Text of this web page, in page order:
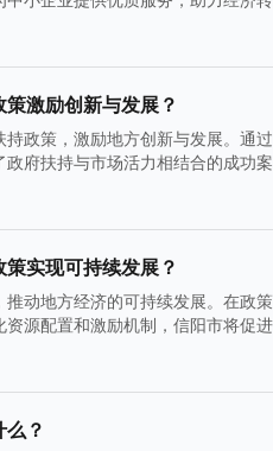
激励创新与发展？
政策，激励地方创新与发展。通
府扶持与市场活力相结合的成功
实现可持续发展？
动地方经济的可持续发展。在政
源配置和激励机制，信阳市将促
？